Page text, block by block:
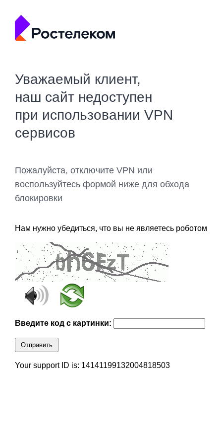
Уважаемый клиент,
наш сайт недоступен
при использовании VPN
сервисов
Пожалуйста, отключите VPN или
воспользуйтесь формой ниже для обхода
блокировки
Нам нужно убедиться, что вы не являетесь роботом
Введите код с картинки:
Отправить
Your support ID is: 14141199132004818503